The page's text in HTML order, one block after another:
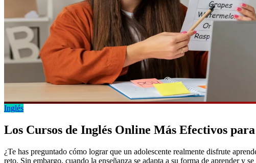
Inglés
Los Cursos de Inglés Online Más Efectivos para
¿Te has preguntado cómo lograr que un adolescente realmente disfrute
reto. Sin embargo, cuando la enseñanza se adapta a su forma de aprender y